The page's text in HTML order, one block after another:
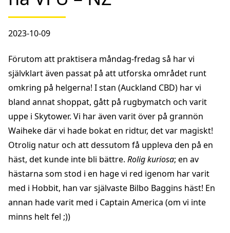
2023-10-09
Förutom att praktisera måndag-fredag så har vi
självklart även passat på att utforska området runt
omkring på helgerna! I stan (Auckland CBD) har vi
bland annat shoppat, gått på rugbymatch och varit
uppe i Skytower. Vi har även varit över på grannön
Waiheke där vi hade bokat en ridtur, det var magiskt!
Otrolig natur och att dessutom få uppleva den på en
häst, det kunde inte bli bättre. Rolig kuriosa; en av
hästarna som stod i en hage vi red igenom har varit
med i Hobbit, han var självaste Bilbo Baggins häst! En
annan hade varit med i Captain America (om vi inte
minns helt fel ;))